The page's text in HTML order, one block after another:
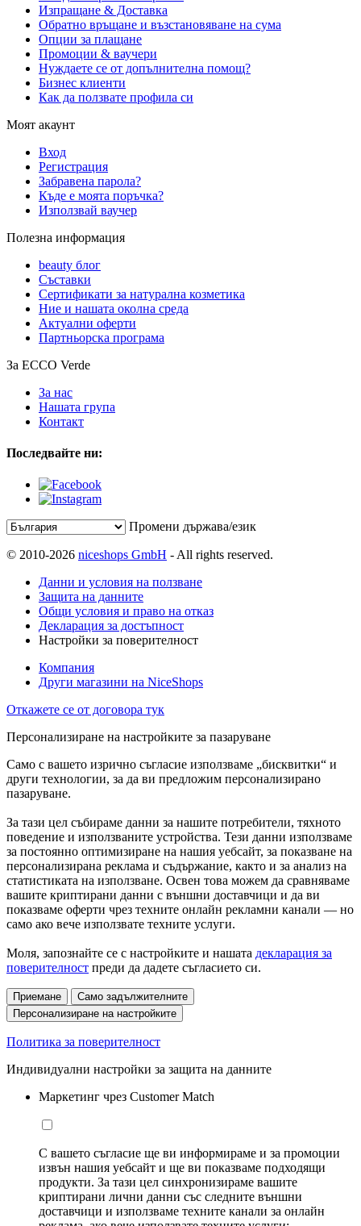
Изпращане & Доставка
Обратно връщане и възстановяване на сума
Опции за плащане
Промоции & ваучери
Нуждаете се от допълнителна помощ?
Бизнес клиенти
Как да ползвате профила си
Моят акаунт
Вход
Регистрация
Забравена парола?
Къде е моята поръчка?
Използвай ваучер
Полезна информация
beauty блог
Съставки
Сертификати за натурална козметика
Ние и нашата околна среда
Актуални оферти
Партньорска програма
За ECCO Verde
За нас
Нашата група
Контакт
Последвайте ни:
Промени държава/език
© 2010-2026 niceshops GmbH - All rights reserved.
Данни и условия на ползване
Защита на данните
Общи условия и право на отказ
Декларация за достъпност
Настройки за поверителност
Компания
Други магазини на NiceShops
Откажете се от договора тук
Персонализиране на настройките за пазаруване
Само с вашето изрично съгласие използваме „бисквитки“ и
други технологии, за да ви предложим персонализирано
пазаруване.
За тази цел събираме данни за нашите потребители, тяхното
поведение и използваните устройства. Тези данни използваме
за постоянно оптимизиране на нашия уебсайт, за показване на
персонализирана реклама и съдържание, както и за анализ на
статистиката на използване. Освен това можем да сравняваме
вашите криптирани данни с външни доставчици и да ви
показваме оферти чрез техните онлайн рекламни канали — но
само ако вече използвате техните услуги.
Моля, запознайте се с настройките и нашата декларация за
поверителност преди да дадете съгласието си.
Приемане
Само задължителните
Персонализиране на настройките
Политика за поверителност
Индивидуални настройки за защита на данните
Маркетинг чрез Customer Match
С вашето съгласие ще ви информираме и за промоции
извън нашия уебсайт и ще ви показваме подходящи
продукти. За тази цел синхронизираме вашите
криптирани лични данни със следните външни
доставчици и използваме техните канали за онлайн